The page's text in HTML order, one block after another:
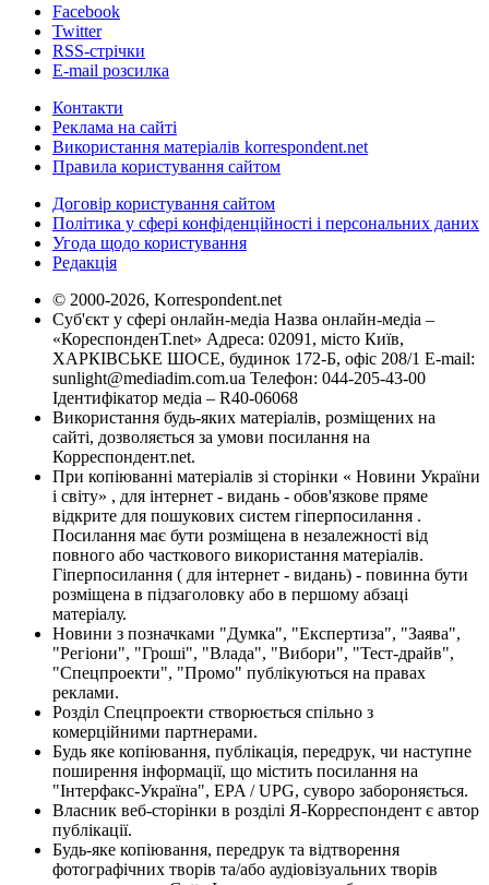
Facebook
Twitter
RSS-стрічки
E-mail розсилка
Контакти
Реклама на сайті
Використання матеріалів korrespondent.net
Правила користування сайтом
Договір користування сайтом
Політика у сфері конфіденційності і персональних даних
Угода щодо користування
Редакція
© 2000-2026, Korrespondent.net
Суб'єкт у сфері онлайн-медіа Назва онлайн-медіа –
«КореспонденТ.net» Адреса: 02091, місто Київ,
ХАРКІВСЬКЕ ШОСЕ, будинок 172-Б, офіс 208/1 E-mail:
sunlight@mediadim.com.ua Телефон: 044-205-43-00
Ідентифікатор медіа – R40-06068
Використання будь-яких матеріалів, розміщених на
сайті, дозволяється за умови посилання на
Корреспондент.net.
При копіюванні матеріалів зі сторінки « Новини України
і світу» , для інтернет - видань - обов'язкове пряме
відкрите для пошукових систем гіперпосилання .
Посилання має бути розміщена в незалежності від
повного або часткового використання матеріалів.
Гіперпосилання ( для інтернет - видань) - повинна бути
розміщена в підзаголовку або в першому абзаці
матеріалу.
Новини з позначками "Думка", "Експертиза", "Заява",
"Регіони", "Гроші", "Влада", "Вибори", "Тест-драйв",
"Спецпроекти", "Промо" публікуються на правах
реклами.
Розділ Спецпроекти створюється спільно з
комерційними партнерами.
Будь яке копіювання, публікація, передрук, чи наступне
поширення інформації, що містить посилання на
"Інтерфакс-Україна", EPA / UPG, суворо забороняється.
Власник веб-сторінки в розділі Я-Корреспондент є автор
публікації.
Будь-яке копіювання, передрук та відтворення
фотографічних творів та/або аудіовізуальних творів